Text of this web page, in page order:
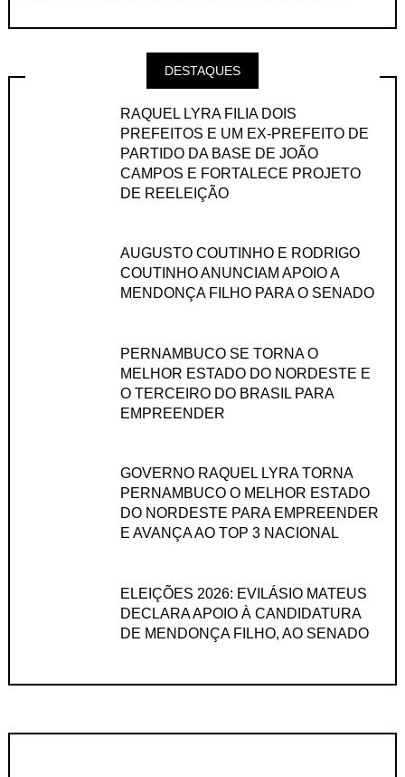
DESTAQUES
RAQUEL LYRA FILIA DOIS
PREFEITOS E UM EX-PREFEITO DE
PARTIDO DA BASE DE JOÃO
CAMPOS E FORTALECE PROJETO
DE REELEIÇÃO
AUGUSTO COUTINHO E RODRIGO
COUTINHO ANUNCIAM APOIO A
MENDONÇA FILHO PARA O SENADO
PERNAMBUCO SE TORNA O
MELHOR ESTADO DO NORDESTE E
O TERCEIRO DO BRASIL PARA
EMPREENDER
GOVERNO RAQUEL LYRA TORNA
PERNAMBUCO O MELHOR ESTADO
DO NORDESTE PARA EMPREENDER
E AVANÇA AO TOP 3 NACIONAL
ELEIÇÕES 2026: EVILÁSIO MATEUS
DECLARA APOIO À CANDIDATURA
DE MENDONÇA FILHO, AO SENADO